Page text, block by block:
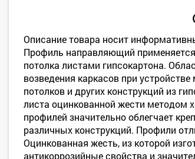
Описание товара носит
Профиль направляющий
потолка листами гипсокартона.
возведения каркасов при
потолков и других конструкций из
листа оцинкованной жести методом
профилей значительно облегчает
различных конструкций. Профили
Оцинкованная жесть, из которой
антикоррозийные свойства и